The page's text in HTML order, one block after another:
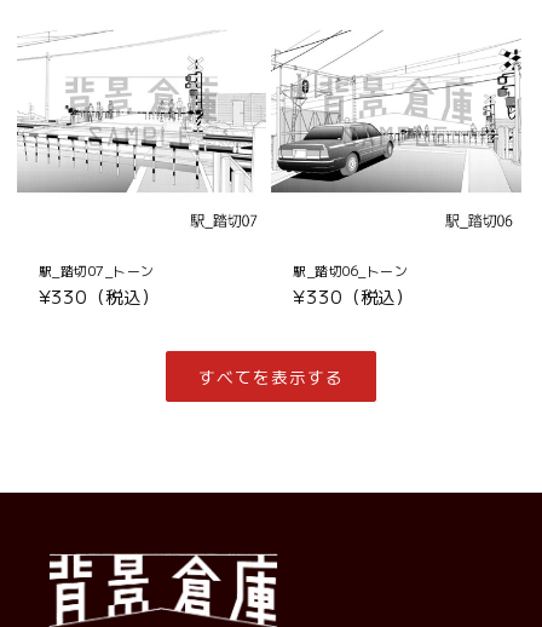
駅_踏切07_トーン
通
¥330（税込）
駅_踏切06_トーン
通
価
格
¥330（税込）
すべてを表示する